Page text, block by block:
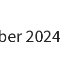
2024